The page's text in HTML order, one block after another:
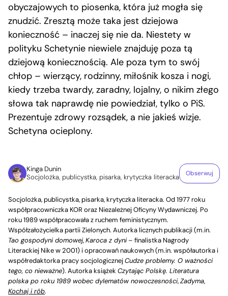
obyczajowych to piosenka, która już mogła się
znudzić. Zresztą może taka jest dziejowa
konieczność – inaczej się nie da. Niestety w
polityku Schetynie niewiele znajduję poza tą
dziejową koniecznością. Ale poza tym to swój
chłop – wierzący, rodzinny, miłośnik kosza i nogi,
kiedy trzeba twardy, zaradny, lojalny, o nikim złego
słowa tak naprawdę nie powiedział, tylko o PiS.
Prezentuje zdrowy rozsądek, a nie jakieś wizje.
Schetyna ocieplony.
Kinga Dunin
Socjolożka, publicystka, pisarka, krytyczka literacka
Obserwuj
Socjolożka, publicystka, pisarka, krytyczka literacka. Od 1977 roku
współpracowniczka KOR oraz Niezależnej Oficyny Wydawniczej. Po
roku 1989 współpracowała z ruchem feministycznym.
Współzałożycielka partii Zielonych. Autorka licznych publikacji (m.in.
Tao gospodyni domowej,Karoca z dyni– finalistka Nagrody
Literackiej Nike w 2001) i opracowań naukowych (m.in. współautorka i
współredaktorka pracy socjologicznejCudze problemy. O ważności
tego, co nieważne). Autorka książek Czytając Polskę. Literatura
polska po roku 1989 wobec dylematów nowoczesności,Zadyma,
Kochaj i rób.